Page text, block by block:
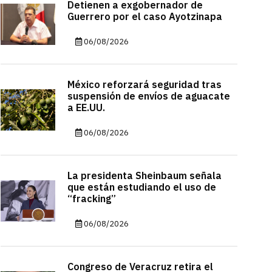
Detienen a exgobernador de
Guerrero por el caso Ayotzinapa
06/08/2026
México reforzará seguridad tras
suspensión de envíos de aguacate
a EE.UU.
06/08/2026
La presidenta Sheinbaum señala
que están estudiando el uso de
“fracking”
06/08/2026
Congreso de Veracruz retira el